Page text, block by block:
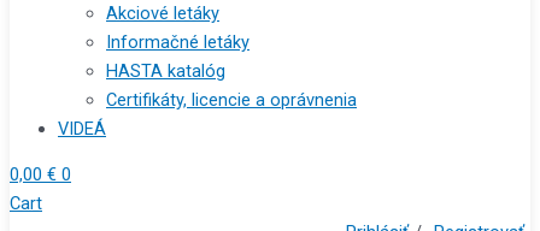
Akciové letáky
Informačné letáky
HASTA katalóg
Certifikáty, licencie a oprávnenia
VIDEÁ
0,00 € 0
Cart